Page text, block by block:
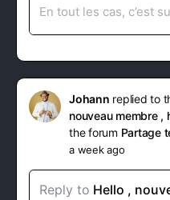
En tout les cas, c’est
Johann replied to
nouveau membre ,
the forum Partage
a week ago
Reply to Hello ,